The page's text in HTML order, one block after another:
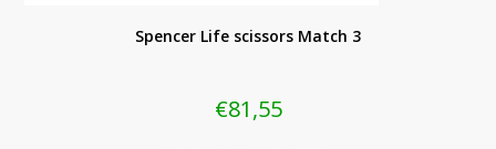
Spencer Life scissors Match 3
€81,55